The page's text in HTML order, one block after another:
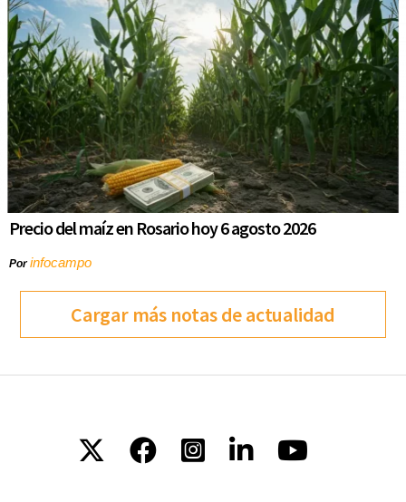
Precio del maíz en Rosario hoy 6 agosto 2026
Porinfocampo
Cargar más notas de actualidad